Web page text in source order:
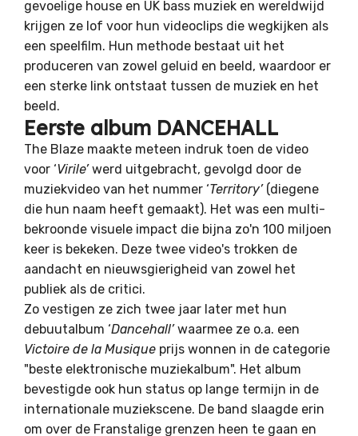
gevoelige house en UK bass muziek en wereldwijd
krijgen ze lof voor hun videoclips die wegkijken als
een speelfilm. Hun methode bestaat uit het
produceren van zowel geluid en beeld, waardoor er
een sterke link ontstaat tussen de muziek en het
beeld.
Eerste album DANCEHALL
The Blaze maakte meteen indruk toen de video
voor ‘Virile’werd uitgebracht, gevolgd door de
muziekvideo van het nummer ‘Territory’ (diegene
die hun naam heeft gemaakt). Het was een multi-
bekroonde visuele impact die bijna zo'n 100 miljoen
keer is bekeken. Deze twee video's trokken de
aandacht en nieuwsgierigheid van zowel het
publiek als de critici.
Zo vestigen ze zich twee jaar later met hun
debuutalbum ‘Dancehall’waarmee ze o.a. een
Victoire de la Musique prijs wonnen in de categorie
"beste elektronische muziekalbum". Het album
bevestigde ook hun status op lange termijn in de
internationale muziekscene. De band slaagde erin
om over de Franstalige grenzen heen te gaan en